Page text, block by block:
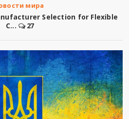
мира
Selection for Flexible
C...
27